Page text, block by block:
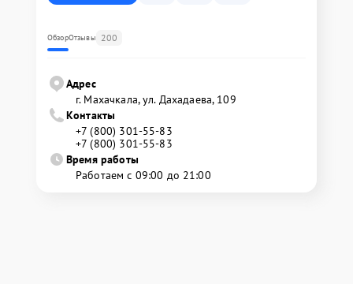
ОбзорОтзывы 200
Адрес
г. Махачкала, ул. Дахадаева, 109
Контакты
+7 (800) 301-55-83
+7 (800) 301-55-83
Время работы
Работаем с 09:00 до 21:00